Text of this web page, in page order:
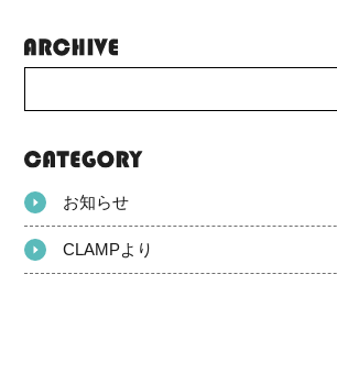
お知らせ
CLAMPより